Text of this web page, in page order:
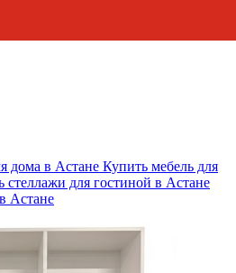
дома в Астане Купить мебель для
стеллажи для гостиной в Астане
Астане